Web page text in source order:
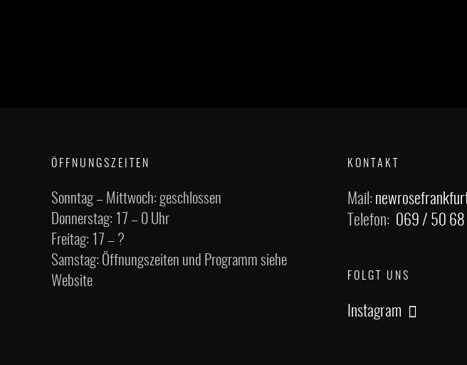
ÖFFNUNGSZEITEN
Sonntag – Mittwoch: geschlossen
Donnerstag: 17 – 0 Uhr
Freitag: 17 – ?
Samstag: Öffnungszeiten und Programm siehe
Website
KONTAKT
Mail:
Telefon: 069 / 50 68
FOLGT UNS
Instagram